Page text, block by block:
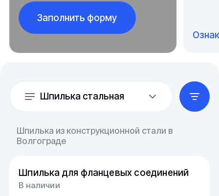
Заполнить форму
Шпилька стальная
Шпилька из конструкционной стали в
Волгограде
Шпилька для фланцевых соединений
В наличии